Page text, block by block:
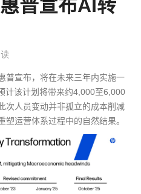
普宣布AI转
普宣布，将在未来三年内实施一
计该计划将带来约4,000至6,000
次人员变动并非孤立的成本削减
运营体系过程中的自然结果。